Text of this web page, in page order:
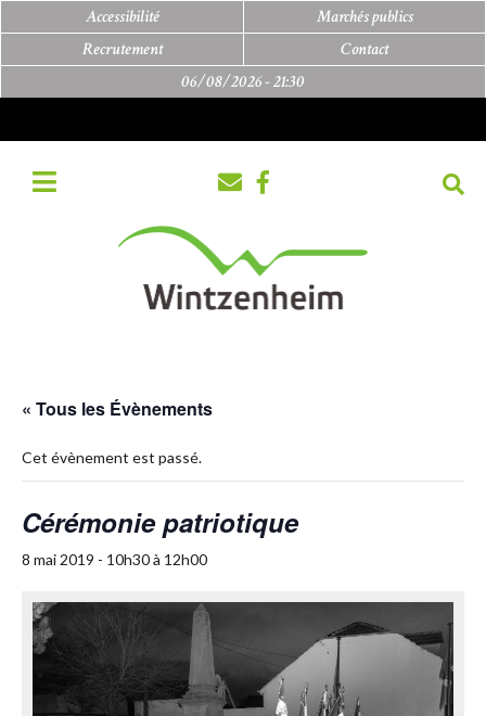
Accessibilité
Marchés publics
Recrutement
Contact
06/08/2026 -21:30
« Tous les Évènements
Cet évènement est passé.
Cérémonie patriotique
8 mai 2019 - 10h30à 12h00